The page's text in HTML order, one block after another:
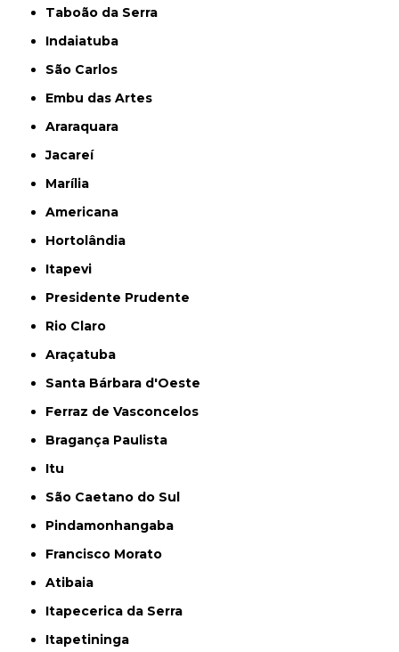
Taboão da Serra
Indaiatuba
São Carlos
Embu das Artes
Araraquara
Jacareí
Marília
Americana
Hortolândia
Itapevi
Presidente Prudente
Rio Claro
Araçatuba
Santa Bárbara d'Oeste
Ferraz de Vasconcelos
Bragança Paulista
Itu
São Caetano do Sul
Pindamonhangaba
Francisco Morato
Atibaia
Itapecerica da Serra
Itapetininga